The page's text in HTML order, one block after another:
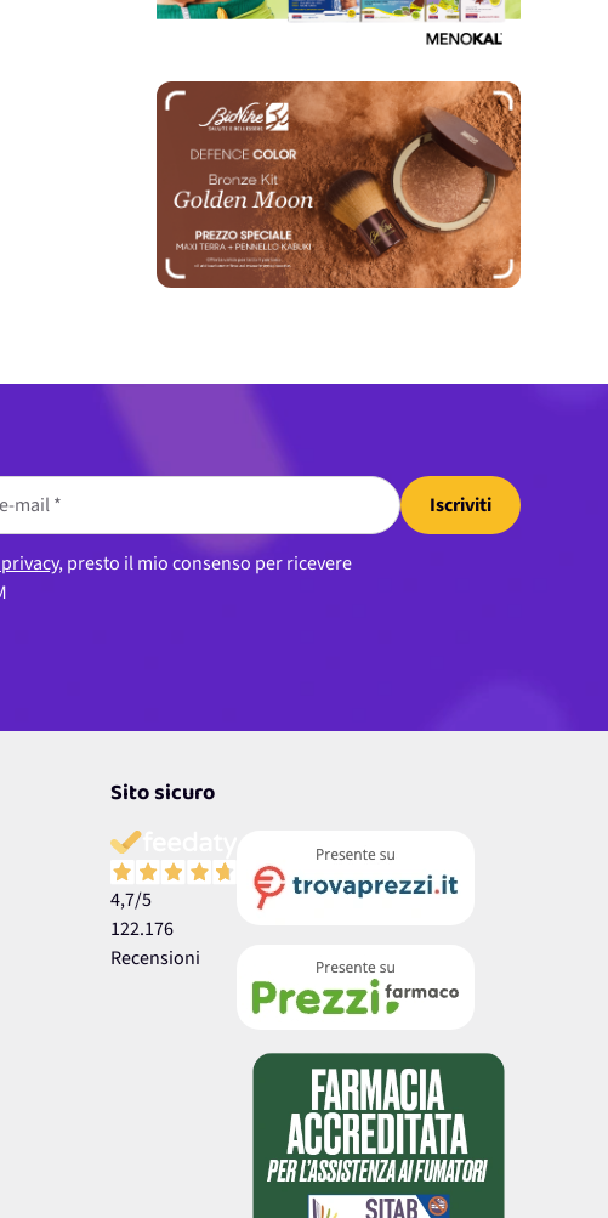
Iscriviti
, presto il mio consenso per ricevere
Sito sicuro
4,7/5
122.176
Recensioni